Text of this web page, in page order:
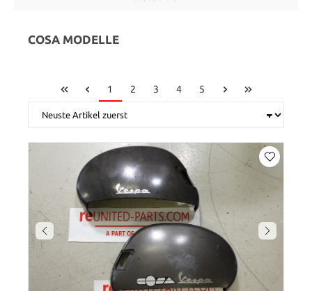
COSA MODELLE
1 2 3 4 5